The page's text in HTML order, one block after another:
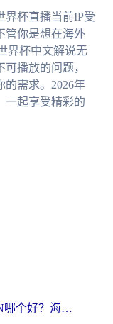
杯直播当前IP受
管你是想在海外
界杯中文解说无
播放的问题，
的需求。2026年
一起享受精彩的
MalusVPN好用吗？和uuVPN哪个好？海外党无缝访问国内资源的真实对比与选择指南